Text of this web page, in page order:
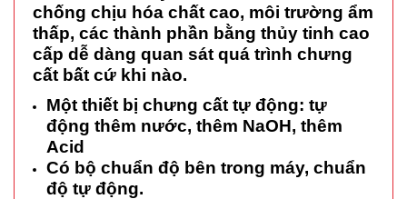
chống chịu hóa chất cao, môi trường ẩm
thấp, các thành phần bằng thủy tinh cao
cấp dễ dàng quan sát quá trình chưng
cất bất cứ khi nào.
Một thiết bị chưng cất tự động: tự
động thêm nước, thêm NaOH, thêm
Acid
Có bộ chuẩn độ bên trong máy, chuẩn
độ tự động.